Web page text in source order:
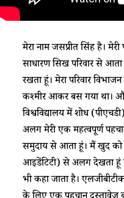
मेरा नाम जसप्रीत सिंह है।
साधारण सिख परिवार से
रखता हूं। मेरा परिवार
कश्मीर आकर बस गया था।
विश्वविद्यालय में शोध
अलग मेरी एक महत्वपूर्ण
समुदाय से आता हूं। मैं खुद को
आइडेंटिटी) से अलग देखता हूं
भी कहा जाता है।